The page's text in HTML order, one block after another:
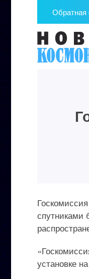
Обратная
спутниками
установке